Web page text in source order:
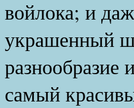
войлока; и
украшенный
разнообразие
самый